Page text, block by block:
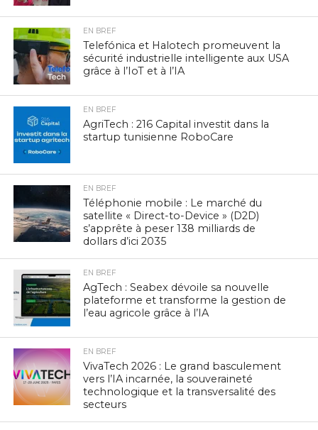
EN BREF
Telefónica et Halotech promeuvent la
sécurité industrielle intelligente aux USA
grâce à l’IoT et à l’IA
EN BREF
AgriTech : 216 Capital investit dans la
startup tunisienne RoboCare
EN BREF
Téléphonie mobile : Le marché du
satellite « Direct-to-Device » (D2D)
s’apprête à peser 138 milliards de
dollars d’ici 2035
EN BREF
AgTech : Seabex dévoile sa nouvelle
plateforme et transforme la gestion de
l’eau agricole grâce à l’IA
EN BREF
VivaTech 2026 : Le grand basculement
vers l’IA incarnée, la souveraineté
technologique et la transversalité des
secteurs